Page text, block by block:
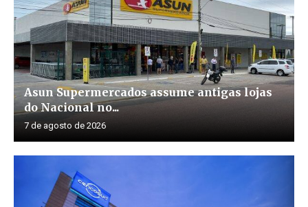
Asun Supermercados assume antigas lojas
do Nacional no...
7 de agosto de 2026